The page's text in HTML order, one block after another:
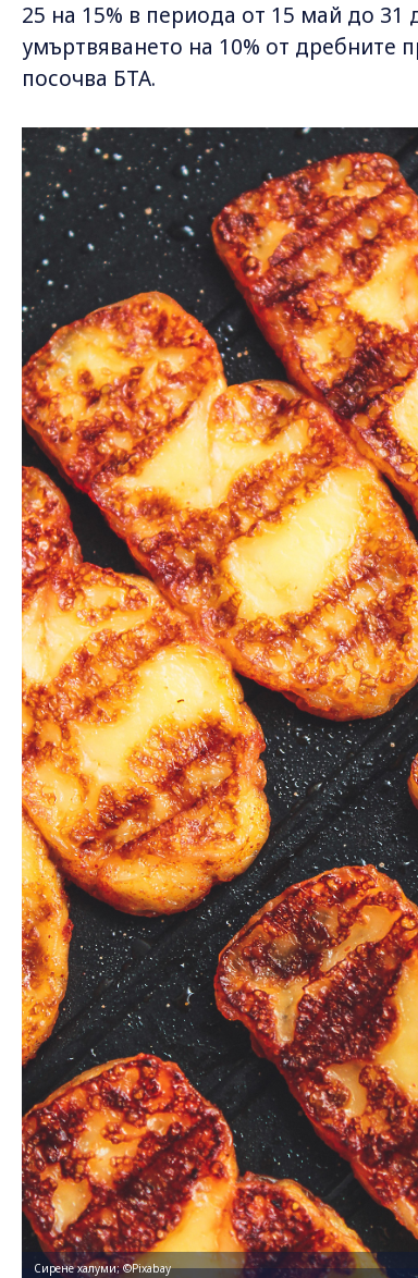
25 на 15% в периода от 15 май до 31
умъртвяването на 10% от дребните
посочва БТА.
Сирене халуми; ©Pixabay